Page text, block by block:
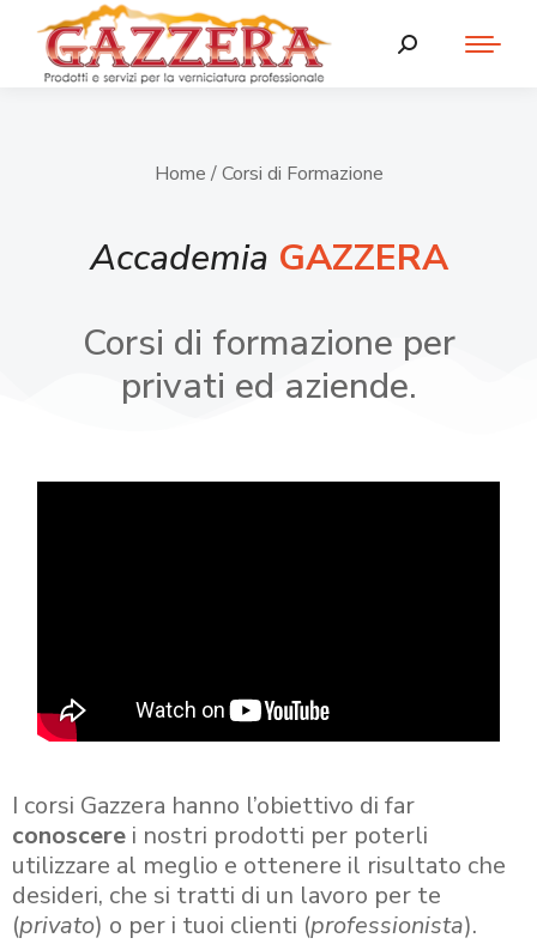
Home / Corsi di Formazione
Accademia GAZZERA
Corsi di formazione per
privati ed aziende.
I corsi Gazzera hanno l’obiettivo di far
conoscere i nostri prodotti per poterli
utilizzare al meglio e ottenere il risultato che
desideri, che si tratti di un lavoro per te
(privato) o per i tuoi clienti (professionista).